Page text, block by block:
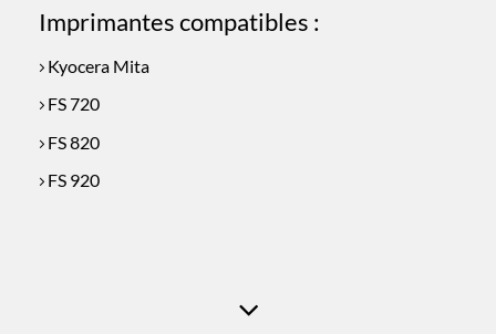
Imprimantes compatibles :
Kyocera Mita
FS 720
FS 820
FS 920